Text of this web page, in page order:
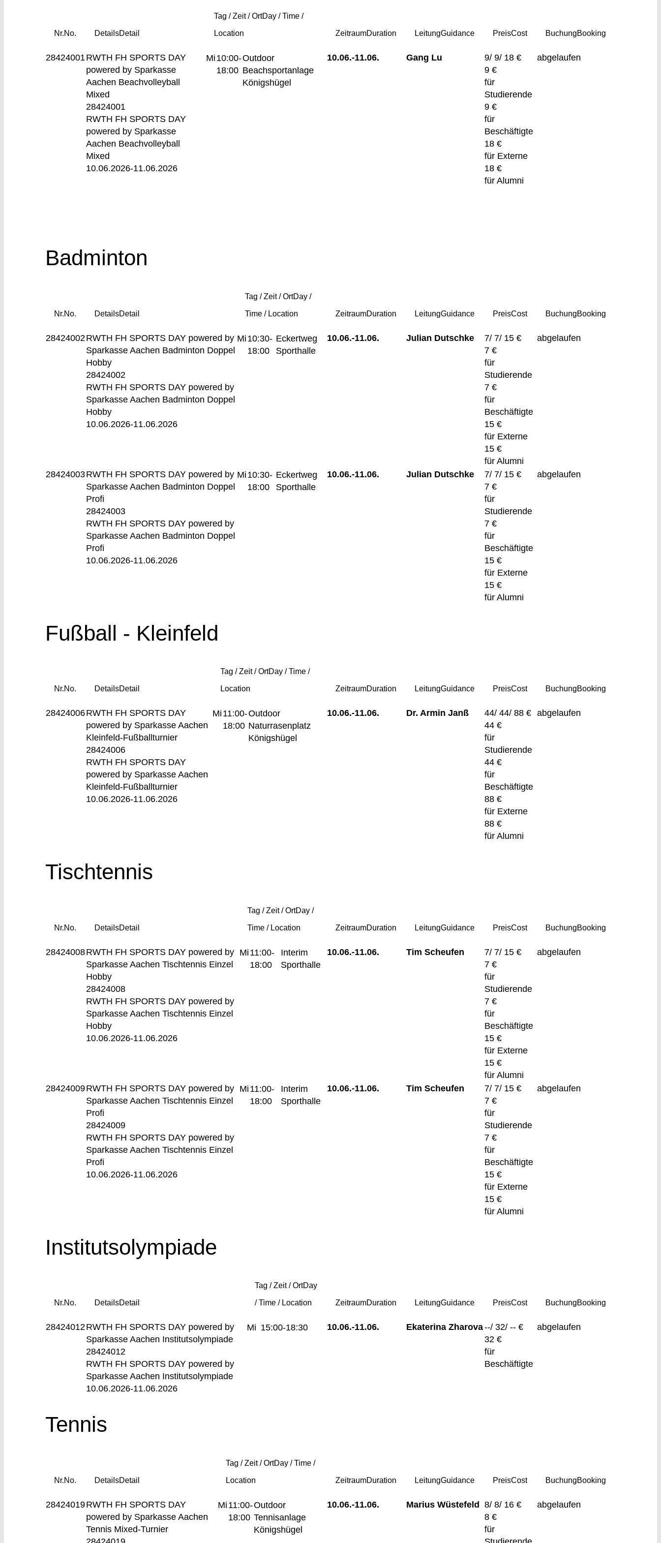
Nr.No. DetailsDetail
Tag / Zeit / OrtDay / Time /
Location ZeitraumDuration LeitungGuidance PreisCost BuchungBooking
28424001RWTH FH SPORTS DAY
powered by Sparkasse
Aachen Beachvolleyball
Mixed
28424001
RWTH FH SPORTS DAY
powered by Sparkasse
Aachen Beachvolleyball
Mixed
10.06.2026-11.06.2026
Mi10:00-
18:00
Outdoor
Beachsportanlage
Königshügel
10.06.-11.06. Gang Lu
9/ 9/ 18 €
9 €
für
Studierende
9 €
für
Beschäftigte
18 €
für Externe
18 €
für Alumni
abgelaufen
Badminton
Nr.No. DetailsDetail
Tag / Zeit / OrtDay /
Time / Location ZeitraumDuration LeitungGuidance PreisCost BuchungBooking
28424002RWTH FH SPORTS DAY powered by
Sparkasse Aachen Badminton Doppel
Hobby
28424002
RWTH FH SPORTS DAY powered by
Sparkasse Aachen Badminton Doppel
Hobby
10.06.2026-11.06.2026
Mi10:30-
18:00
Eckertweg
Sporthalle
10.06.-11.06. Julian Dutschke
7/ 7/ 15 €
7 €
für
Studierende
7 €
für
Beschäftigte
15 €
für Externe
15 €
für Alumni
abgelaufen
28424003RWTH FH SPORTS DAY powered by
Sparkasse Aachen Badminton Doppel
Profi
28424003
RWTH FH SPORTS DAY powered by
Sparkasse Aachen Badminton Doppel
Profi
10.06.2026-11.06.2026
Mi10:30-
18:00
Eckertweg
Sporthalle
10.06.-11.06. Julian Dutschke
7/ 7/ 15 €
7 €
für
Studierende
7 €
für
Beschäftigte
15 €
für Externe
15 €
für Alumni
abgelaufen
Fußball - Kleinfeld
Nr.No. DetailsDetail
Tag / Zeit / OrtDay / Time /
Location ZeitraumDuration LeitungGuidance PreisCost BuchungBooking
28424006RWTH FH SPORTS DAY
powered by Sparkasse Aachen
Kleinfeld-Fußballturnier
28424006
RWTH FH SPORTS DAY
powered by Sparkasse Aachen
Kleinfeld-Fußballturnier
10.06.2026-11.06.2026
Mi11:00-
18:00
Outdoor
Naturrasenplatz
Königshügel
10.06.-11.06. Dr. Armin Janß
44/ 44/ 88 €
44 €
für
Studierende
44 €
für
Beschäftigte
88 €
für Externe
88 €
für Alumni
abgelaufen
Tischtennis
Nr.No. DetailsDetail
Tag / Zeit / OrtDay /
Time / Location ZeitraumDuration LeitungGuidance PreisCost BuchungBooking
28424008RWTH FH SPORTS DAY powered by
Sparkasse Aachen Tischtennis Einzel
Hobby
28424008
RWTH FH SPORTS DAY powered by
Sparkasse Aachen Tischtennis Einzel
Hobby
10.06.2026-11.06.2026
Mi11:00-
18:00
Interim
Sporthalle
10.06.-11.06. Tim Scheufen
7/ 7/ 15 €
7 €
für
Studierende
7 €
für
Beschäftigte
15 €
für Externe
15 €
für Alumni
abgelaufen
28424009RWTH FH SPORTS DAY powered by
Sparkasse Aachen Tischtennis Einzel
Profi
28424009
RWTH FH SPORTS DAY powered by
Sparkasse Aachen Tischtennis Einzel
Profi
10.06.2026-11.06.2026
Mi11:00-
18:00
Interim
Sporthalle
10.06.-11.06. Tim Scheufen
7/ 7/ 15 €
7 €
für
Studierende
7 €
für
Beschäftigte
15 €
für Externe
15 €
für Alumni
abgelaufen
Institutsolympiade
Nr.No. DetailsDetail
Tag / Zeit / OrtDay
/ Time / Location ZeitraumDuration LeitungGuidance PreisCost BuchungBooking
28424012RWTH FH SPORTS DAY powered by
Sparkasse Aachen Institutsolympiade
28424012
RWTH FH SPORTS DAY powered by
Sparkasse Aachen Institutsolympiade
10.06.2026-11.06.2026
Mi 15:00-18:30 10.06.-11.06. Ekaterina Zharova--/ 32/ -- €
32 €
für
Beschäftigte
abgelaufen
Tennis
Nr.No. DetailsDetail
Tag / Zeit / OrtDay / Time /
Location ZeitraumDuration LeitungGuidance PreisCost BuchungBooking
28424019RWTH FH SPORTS DAY
powered by Sparkasse Aachen
Tennis Mixed-Turnier
Mi11:00-
18:00
Outdoor
Tennisanlage
Königshügel
10.06.-11.06. Marius Wüstefeld 8/ 8/ 16 €
8 €
für
abgelaufen